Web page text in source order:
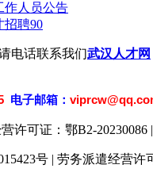
作人员公告
招聘90
电话联系我们武汉人才网
电子邮箱：
许可证：鄂B2-20230086 |
号 | 劳务派遣经营许